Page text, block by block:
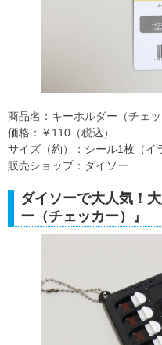
商品名：キーホルダー（チェッ
価格：￥110（税込）
サイズ（約）：シール1枚（イ
販売ショップ：ダイソー
ダイソーで大人気！
ー（チェッカー）』